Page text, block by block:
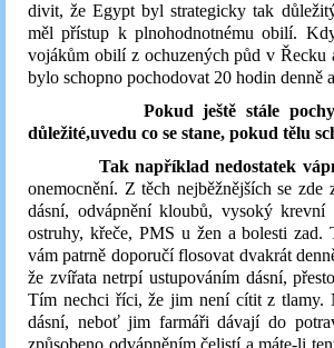
divit, že Egypt byl strategicky tak
měl přístup k plnohodnotnému obilí.
vojákům obilí z ochuzených půd v
bylo schopno pochodovat 20 hodin denně
Pokud ještě stále
důležité,uvedu co se stane, pokud tělu
Tak například nedostatek
onemocnění. Z těch nejběžnějších se
dásní, odvápnění kloubů, vysoký krevní
ostruhy, křeče, PMS u žen a bolesti zad.
vám patrně doporučí flosovat dvakrát
že zvířata netrpí ustupováním dásní,
Tím nechci říci, že jim není cítit z tlamy.
dásní, neboť jim farmáři dávají do
způsobeno odvápněním čelistí a máte-li